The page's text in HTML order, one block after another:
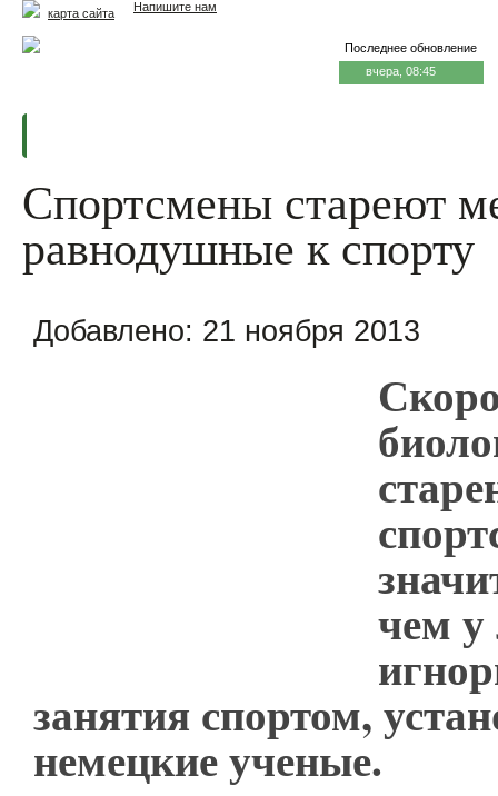
Напишите нам
карта сайта
Последнее обновление
вчера, 08:45
Спортсмены стареют
равнодушные к спорту
Добавлено: 21 ноября 2013
чем
занятия спортом,
немецкие ученые.